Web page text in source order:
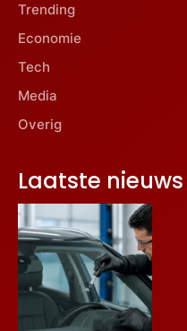
Trending
Economie
Tech
Media
Overig
Laatste nieuws